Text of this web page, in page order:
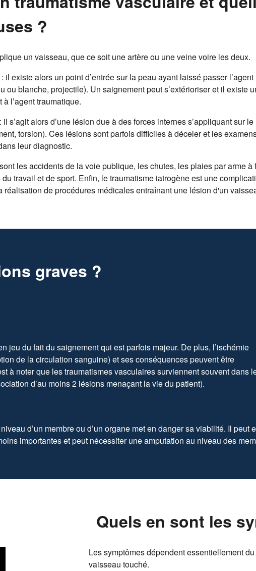
?
un vaisseau, que ce soit une artère ou une veine voire les deux.
il existe alors un point d’entrée sur la peau ayant laissé passer l’agent
ou blanche, projectile). Un saignement peut s’extérioriser et il existe
l’agent traumatique.
s’agit alors d’une lésion due à des forces internes s’appliquant sur le
torsion). Ces lésions sont parfois difficiles à déceler et les
leur diagnostic.
les accidents de la voie publique, les chutes, les plaies par arme à
travail et de sport. Enfin, le traumatisme iatrogène est une
de procédures médicales entraînant une lésion d'un
graves ?
jeu du fait du saignement qui est parfois majeur. De plus, l’ischémie
de la circulation sanguine) et ses conséquences peuvent être
à noter que les traumatismes vasculaires surviennent souvent dans
d’au moins 2 lésions menaçant la vie du patient).
d’un membre ou d’un organe met en danger sa viabilité. Il peut
importantes et peut nécessiter une amputation au niveau des
Quels en sont les
Les symptômes dépendent essentiellement
vaisseau touché.